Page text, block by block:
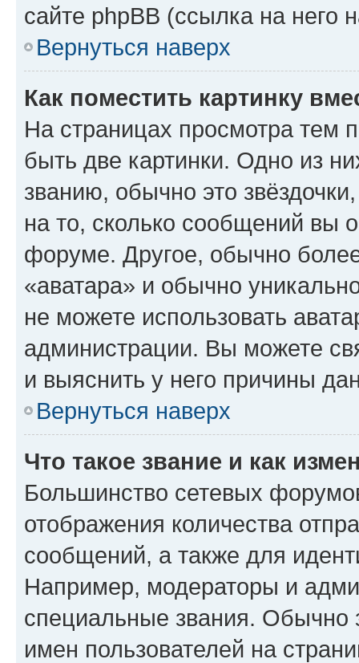
сайте phpBB (ссылка на него
Вернуться наверх
Как поместить картинку
На страницах просмотра тем
быть две картинки. Одно из
званию, обычно это
на то, сколько сообщений вы
форуме. Другое, обычно
«аватара» и обычно
не можете использовать
администрации. Вы можете
и выяснить у него причины
Вернуться наверх
Что такое звание и как
Большинство сетевых
отображения количества
сообщений, а также для
Например, модераторы и
специальные звания. Обычно
имен пользователей на